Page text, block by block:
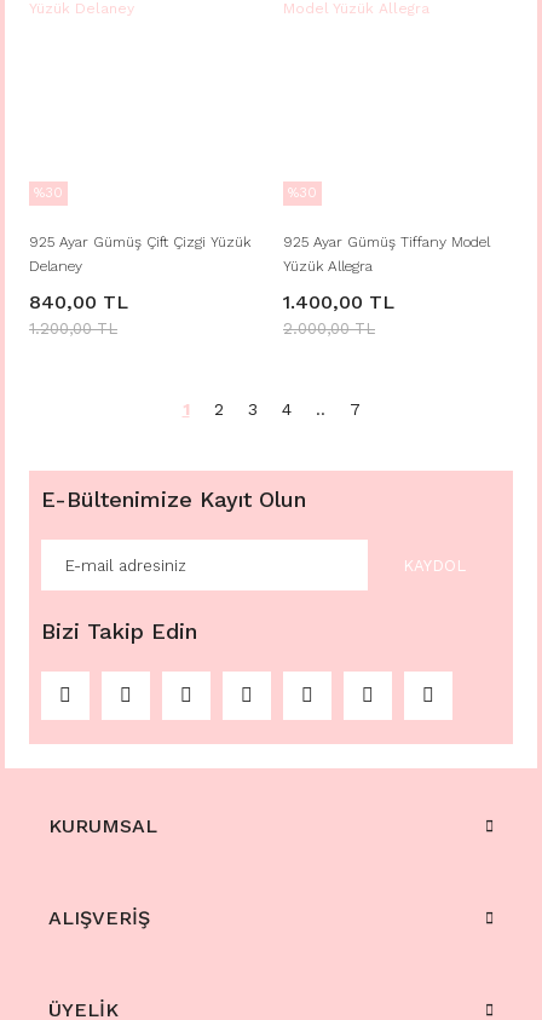
%30
925 Ayar Gümüş Çift Çizgi Yüzük
Delaney
840,00 TL
1.200,00 TL
%30
925 Ayar Gümüş Tiffany Model
Yüzük Allegra
1.400,00 TL
2.000,00 TL
1 2 3 4 .. 7
E-Bültenimize Kayıt Olun
KAYDOL
Bizi Takip Edin
KURUMSAL
ALIŞVERİŞ
ÜYELİK